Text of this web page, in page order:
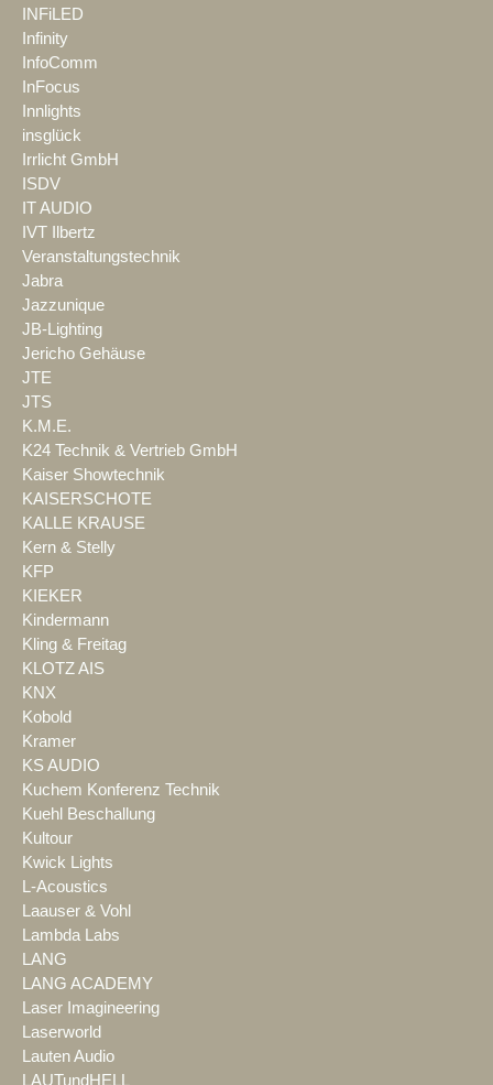
INFiLED
Infinity
InfoComm
InFocus
Innlights
insglück
Irrlicht GmbH
ISDV
IT AUDIO
IVT Ilbertz
Veranstaltungstechnik
Jabra
Jazzunique
JB-Lighting
Jericho Gehäuse
JTE
JTS
K.M.E.
K24 Technik & Vertrieb GmbH
Kaiser Showtechnik
KAISERSCHOTE
KALLE KRAUSE
Kern & Stelly
KFP
KIEKER
Kindermann
Kling & Freitag
KLOTZ AIS
KNX
Kobold
Kramer
KS AUDIO
Kuchem Konferenz Technik
Kuehl Beschallung
Kultour
Kwick Lights
L-Acoustics
Laauser & Vohl
Lambda Labs
LANG
LANG ACADEMY
Laser Imagineering
Laserworld
Lauten Audio
LAUTundHELL